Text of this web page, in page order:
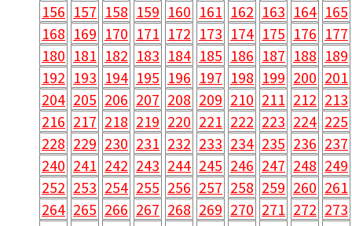
156 157 158 159 160 161 162 163 164 165
168 169 170 171 172 173 174 175 176 177
180 181 182 183 184 185 186 187 188 189
192 193 194 195 196 197 198 199 200 201
204 205 206 207 208 209 210 211 212 213
216 217 218 219 220 221 222 223 224 225
228 229 230 231 232 233 234 235 236 237
240 241 242 243 244 245 246 247 248 249
252 253 254 255 256 257 258 259 260 261
264 265 266 267 268 269 270 271 272 273